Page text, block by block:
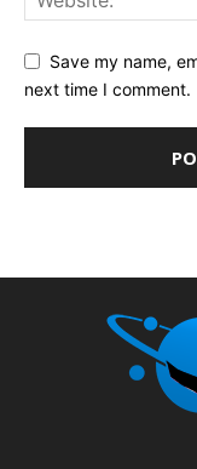
Save my name,
next time I comment.